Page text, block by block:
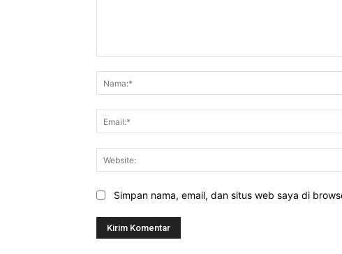
Simpan nama, email, dan situs web saya di